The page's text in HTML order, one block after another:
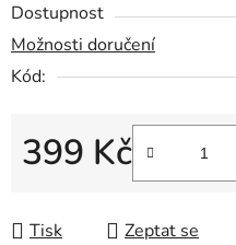
Dostupnost
Možnosti doručení
Kód:
399 Kč
Tisk Zeptat se